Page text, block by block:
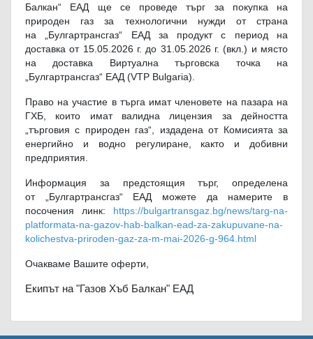
Балкан“ ЕАД ще се проведе търг за покупка на
природен газ за технологични нужди от страна
на „Булгартрансгаз“ ЕАД за продукт с период на
доставка от 15.05.2026 г. до 31.05.2026 г. (вкл.) и място
на доставка Виртуална търговска точка на
„Булгартрансгаз“ ЕАД (VTP Bulgaria).
Право на участие в търга имат членовете на пазара на
ГХБ, които имат валидна лицензия за дейността
„търговия с природен газ“, издадена от Комисията за
енергийно и водно регулиране, както и добивни
предприятия.
Информация за предстоящия търг, определена
от „Булгартрансгаз“ ЕАД можете да намерите в
посочения линк: https://bulgartransgaz.bg/news/targ-na-
platformata-na-gazov-hab-balkan-ead-za-zakupuvane-na-
kolichestva-priroden-gaz-za-m-mai-2026-g-964.html
Очакваме Вашите оферти,
Екипът на "Газов Хъб Балкан" ЕАД